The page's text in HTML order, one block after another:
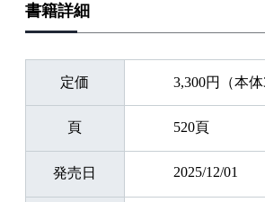
書籍詳細
定価 3,300円（本体
頁 520頁
発売日 2025/12/01